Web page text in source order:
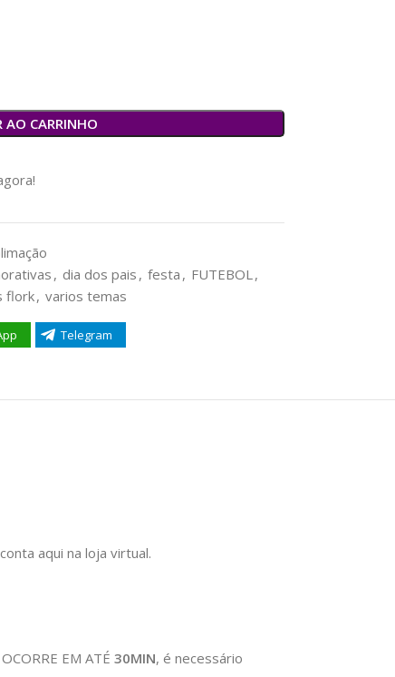
AO CARRINHO
, dia dos pais , festa , FUTEBOL,
flork, varios temas
Telegram
aqui na loja virtual.
EM ATÉ 30MIN, é necessário